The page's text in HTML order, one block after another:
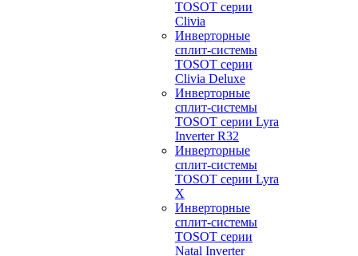
TOSOT серии
Clivia
Инверторные
сплит-системы
TOSOT серии
Clivia Deluxe
Инверторные
сплит-системы
TOSOT серии Lyra
Inverter R32
Инверторные
сплит-системы
TOSOT серии Lyra
X
Инверторные
сплит-системы
TOSOT серии
Natal Inverter